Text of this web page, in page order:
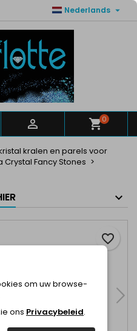
Nederlands 
 0
kralen en parels voor
Fancy Stones
favorite_border
×
×
Maak een verlanglijst
×
in uw verlanglijst
Inloggen
om uw browse-
ons Privacybeleid.